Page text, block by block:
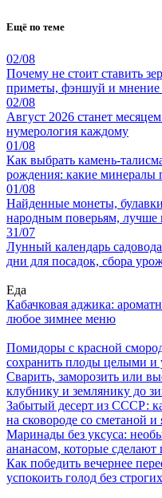
Ещё по теме
02/08
Почему не стоит ставить
приметы, фэншуй и мнение
02/08
Август 2026 станет
нумерология каждому
01/08
Как выбрать камень-
рождения: какие минералы
01/08
Найденные монеты,
народным поверьям, лучше
31/07
Лунный календарь
дни для посадок, сбора
Еда
Кабачковая аджика:
любое зимнее меню
Помидоры с красной
сохранить плоды целыми и
Сварить, заморозить или
клубнику и землянику до
Забытый десерт из СССР:
на сковороде со сметаной и
Маринады без уксуса:
ананасом, которые
Как победить вечернее
успокоить голод без